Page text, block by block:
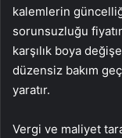
kalemlerin
sorunsuzluğu
karşılık boya
düzensiz bakım
yaratır.
Vergi ve maliyet